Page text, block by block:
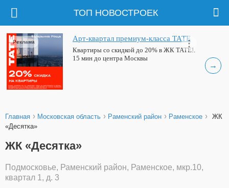
ТОП НОВОСТРОЕК
→
Арт-квартал премиум-класса ТАТЕ
Квартиры со скидкой до 20% в ЖК ТАТЕ!.
15 мин до центра Москвы
Реклама
Главная › Московская область › Раменский район › Раменское › ЖК
«Десятка»
ЖК «Десятка»
Подмосковье, Раменский район, Раменское, мкр.10,
квартал 1, д. 3